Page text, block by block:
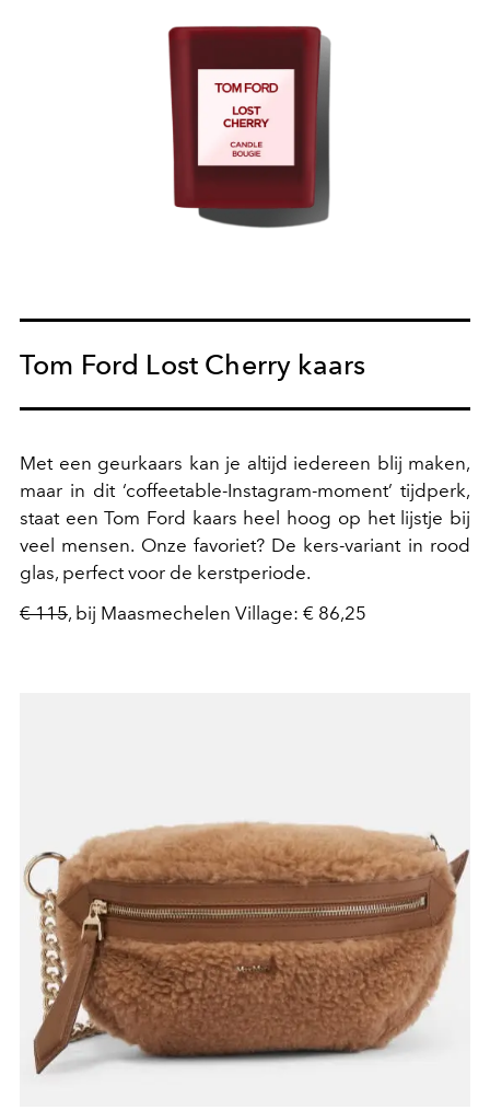
Tom Ford Lost Cherry kaars
Met een geurkaars kan je altijd iedereen blij maken,
maar in dit ‘coffeetable-Instagram-moment’ tijdperk,
staat een Tom Ford kaars heel hoog op het lijstje bij
veel mensen. Onze favoriet? De kers-variant in rood
glas, perfect voor de kerstperiode.
€ 115, bij Maasmechelen Village: € 86,25